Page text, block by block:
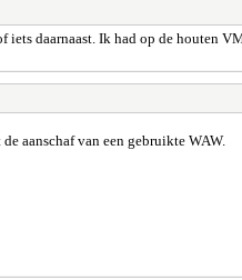
daarnaast. Ik had op de houten
aanschaf van een gebruikte WAW.